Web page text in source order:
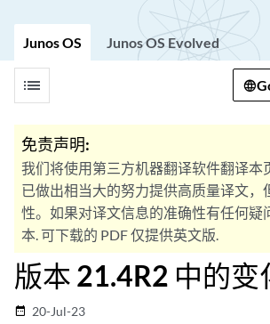
Junos OS Junos OS Evolved
list
免责声明:
我们将使用第三方机器翻译软件翻译本
已做出相当大的努力提供高质量译文，
性。如果对译文信息的准确性有任何疑
本. 可下载的 PDF 仅提供英文版.
版本 21.4R2 中的变
date_range 20-Jul-23